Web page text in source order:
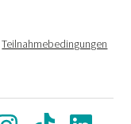
Teilnahmebedingungen